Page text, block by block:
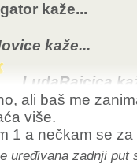
kaže...
kaže...
LudaRajcica
recimo ja sa
nesretnika
youtube taj
ali baš me
više.
1 a nečkam se
uređivana zadnji put